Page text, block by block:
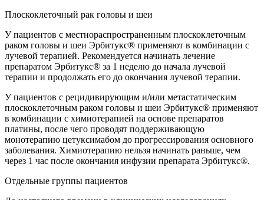
Плоскоклеточный рак головы и шеи
У пациентов с местнораспространенным плоскоклеточным
раком головы и шеи Эрбитукс® применяют в комбинации с
лучевой терапией. Рекомендуется начинать лечение
препаратом Эрбитукс® за 1 неделю до начала лучевой
терапии и продолжать его до окончания лучевой терапии.
У пациентов с рецидивирующим и/или метастатическим
плоскоклеточным раком головы и шеи Эрбитукс® применяют
в комбинации с химиотерапией на основе препаратов
платины, после чего проводят поддерживающую
монотерапию цетуксимабом до прогрессирования основного
заболевания. Химиотерапию нельзя начинать раньше, чем
через 1 час после окончания инфузии препарата Эрбитукс®.
Отдельные группы пациентов